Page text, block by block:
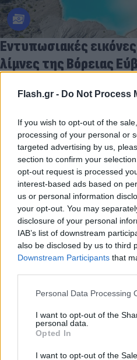
Flash.gr - Do Not Process
If you wish to opt-out of the
processing of your personal or
targeted advertising by us,
section to confirm your
opt-out request is processed
interest-based ads based on
us or personal information
your opt-out. You may
disclosure of your personal
IAB’s list of downstream
also be disclosed by us to third
Downstream Participants that
Please note that this website/
not limited to your visit or
grant or deny consent to
use your data for below
consent section.
Personal Data Processing
I want to opt-out of the
personal data.
Opted In
I want to opt-out of the
Εντυπωσιακές
λίμνες της Βόρειας
07.08.2026